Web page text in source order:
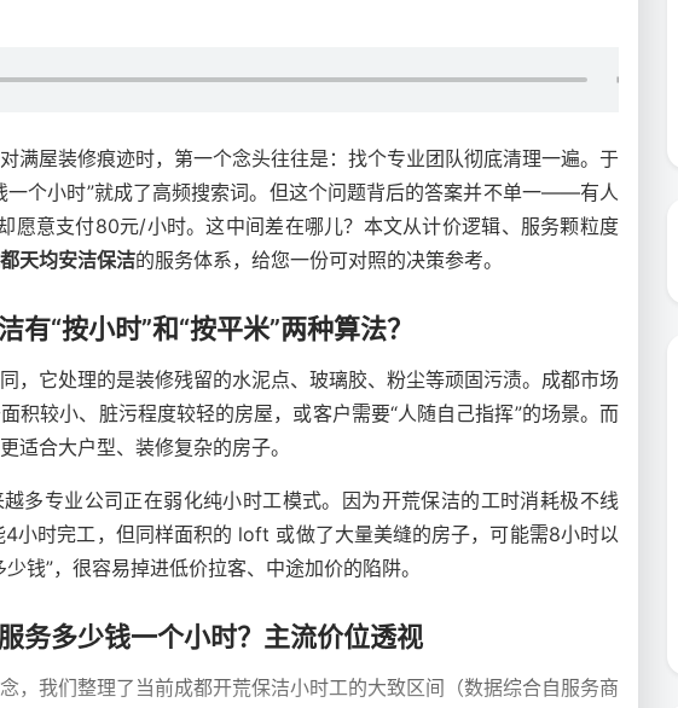
满屋装修痕迹时，第一个念头往往是：找个专业团队彻底清理一遍。于
一个小时”就成了高频搜索词。但这个问题背后的答案并不单一——有人
愿意支付80元/小时。这中间差在哪儿？本文从计价逻辑、服务颗粒度
天均安洁保洁的服务体系，给您一份可对照的决策参考。
有“按小时”和“按平米”两种算法？
，它处理的是装修残留的水泥点、玻璃胶、粉尘等顽固污渍。成都市场
积较小、脏污程度较轻的房屋，或客户需要“人随自己指挥”的场景。而
适合大户型、装修复杂的房子。
多专业公司正在弱化纯小时工模式。因为开荒保洁的工时消耗极不线
小时完工，但同样面积的 loft 或做了大量美缝的房子，可能需8小时以
钱”，很容易掉进低价拉客、中途加价的陷阱。
务多少钱一个小时？主流价位透视
，我们整理了当前成都开荒保洁小时工的大致区间（数据综合自服务商